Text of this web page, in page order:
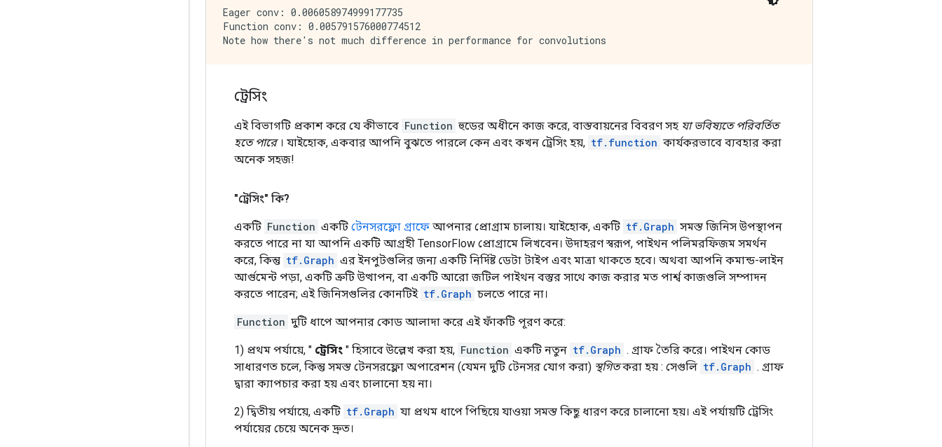
Eager conv: 0.006058974999177735
Function conv: 0.005791576000774512
ট্রেসিং
এই বিভাগটি প্রকাশ করে যে কীভাবে Function হুডের অধীনে কাজ করে, বাস্তবায়নের বিবরণ সহ যা ভবিষ্যতে পরিবর্তিত
হতে পারে। যাইহোক, একবার আপনি বুঝতে পারলে কেন এবং কখন ট্রেসিং হয়, tf.function কার্যকরভাবে ব্যবহার করা
অনেক সহজ!
"ট্রেসিং" কি?
একটি Function একটি টেনসরফ্লো গ্রাফে আপনার প্রোগ্রাম চালায়। যাইহোক, একটি tf.Graph সমস্ত জিনিস উপস্থাপন
করতে পারে না যা আপনি একটি আগ্রহী TensorFlow প্রোগ্রামে লিখবেন। উদাহরণ স্বরূপ, পাইথন পলিমরফিজম সমর্থন
করে, কিন্তু tf.Graph এর ইনপুটগুলির জন্য একটি নির্দিষ্ট ডেটা টাইপ এবং মাত্রা থাকতে হবে। অথবা আপনি কমান্ড-লাইন
আর্গুমেন্ট পড়া, একটি ত্রুটি উত্থাপন, বা একটি আরো জটিল পাইথন বস্তুর সাথে কাজ করার মত পার্শ্ব কাজগুলি সম্পাদন
করতে পারেন; এই জিনিসগুলির কোনটিই tf.Graph চলতে পারে না।
Function দুটি ধাপে আপনার কোড আলাদা করে এই ফাঁকটি পূরণ করে:
1) প্রথম পর্যায়ে, " ট্রেসিং " হিসাবে উল্লেখ করা হয়, Function একটি নতুন tf.Graph . গ্রাফ তৈরি করে। পাইথন কোড
সাধারণত চলে, কিন্তু সমস্ত টেনসরফ্লো অপারেশন (যেমন দুটি টেনসর যোগ করা) স্থগিতকরা হয় : সেগুলি tf.Graph . গ্রাফ
দ্বারা ক্যাপচার করা হয় এবং চালানো হয় না।
2) দ্বিতীয় পর্যায়ে, একটি tf.Graph যা প্রথম ধাপে পিছিয়ে যাওয়া সমস্ত কিছু ধারণ করে চালানো হয়। এই পর্যায়টি ট্রেসিং
পর্যায়ের চেয়ে অনেক দ্রুত।